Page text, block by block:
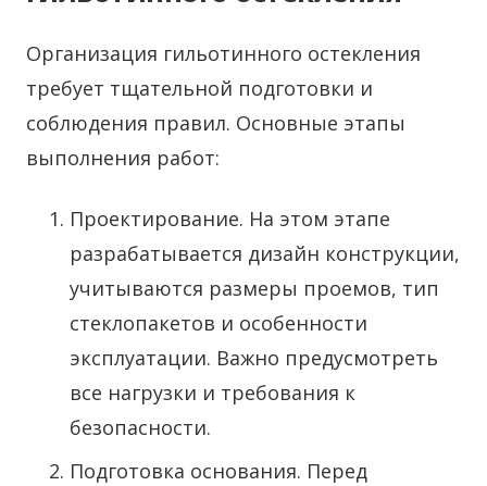
Организация гильотинного остекления
требует тщательной подготовки и
соблюдения правил. Основные этапы
выполнения работ:
Проектирование. На этом этапе
разрабатывается дизайн конструкции,
учитываются размеры проемов, тип
стеклопакетов и особенности
эксплуатации. Важно предусмотреть
все нагрузки и требования к
безопасности.
Подготовка основания. Перед